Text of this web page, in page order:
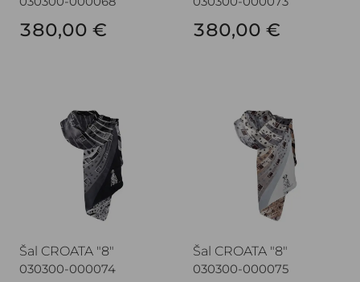
380,00 € 380,00 €
Šal CROATA "8"
030300-000074
Šal CROATA "8"
030300-000075